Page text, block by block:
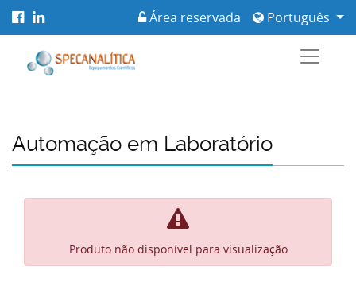
Português
Área reservada
Automação em Laboratório
Produto não disponível para visualização